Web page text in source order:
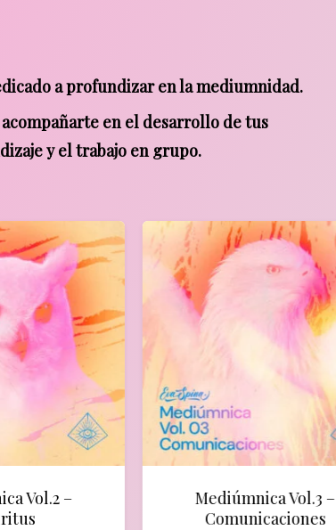
a profundizar en la mediumnidad.
en el desarrollo de tus
y el trabajo en grupo.
Vol.2 –
Mediúmnica Vol.3 –
Comunicaciones